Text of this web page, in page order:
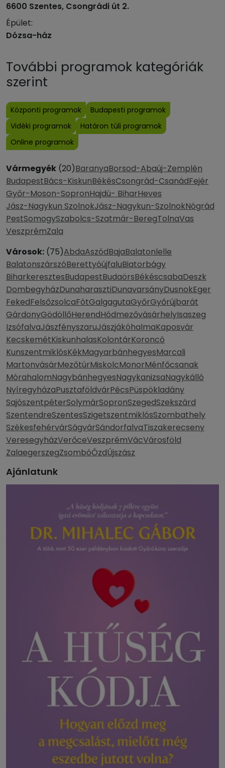
6600 Szentes, Csongrádi út 2.
Épület:
Dózsa-ház
További programok kategóriák
szerint
Központi programok
Budapesti programok
Vidéki programok
Határon túli programok
Online programok
Vármegyék (20)BaranyaBorsod-Abaúj-Zemplén
BudapestBács-KiskunBékésCsongrád-CsanádFejér
Győr-Moson-SopronHajdú- BiharHeves
Jász-Nagykun SzolnokJász-Nagykun-SzolnokNógrád
PestSomogySzabolcs-Szatmár-BeregTolnaVas
VeszprémZala
Városok: (75)AbdaAszódBajaBalatonlelle
BalatonszárszóBerettyóújfaluBiatorbágy
BiharkeresztesBudapestBudaörsBékéscsabaDeszk
DombegyházDunaharasztiDunavarsányDusnokEger
FekedFelsőzsolcaFótGalgagutaGyőrGyőrújbarát
GárdonyGödöllőHerendHódmezővásárhelyIsaszeg
IzsófalvaJászfényszaruJászjákóhalmaKaposvár
KecskemétKiskunhalasKolontárKoroncó
KunszentmiklósKékMagyarbánhegyesMarcali
MartonvásárMezőtúrMiskolcMonorMénfőcsanak
MórahalomNagybánhegyesNagykanizsaNagykálló
NyíregyházaPusztaföldvárPécsPüspökladány
SajószentpéterSolymárSopronSzegedSzekszárd
SzentendreSzentesSzigetszentmiklósSzombathely
SzékesfehérvárSágvárSándorfalvaTiszakerecseny
VeresegyházVerőceVeszprémVácVárosföld
ZalaegerszegZsombóÓzdÚjszász
Ajánlatunk